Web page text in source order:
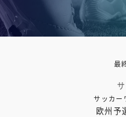
最
サッカー
欧州予